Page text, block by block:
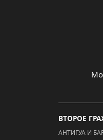
ВТОРОЕ
АНТИГУА И